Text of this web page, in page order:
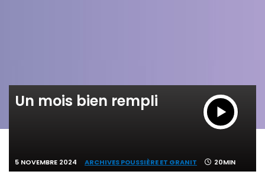
Un mois bien rempli
5 NOVEMBRE 2024 ARCHIVES POUSSIÈRE ET GRANIT 20MIN